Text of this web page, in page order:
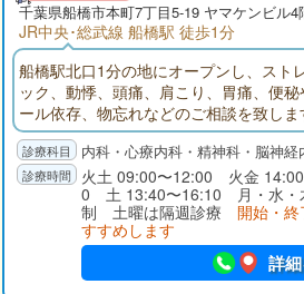
千葉県船橋市本町7丁目5-19 ヤマケンビル4
JR中央･総武線 船橋駅 徒歩1分
船橋駅北口1分の地にオープンし、スト
ック、動悸、頭痛、肩こり、胃痛、便
ール依存、物忘れなどのご相談を致し
精神科、神経内科、内科を診療科目と
ック船橋駅前診療所のサイトです。診療
案内、診療時間、院長略歴、リンク、
なれます。
内科・心療内科・精神科・脳神経
火土 09:00〜12:00 火金
0 土 13:40〜16:10 月・水・
制 土曜は隔週診療 開始・
すすめします
詳